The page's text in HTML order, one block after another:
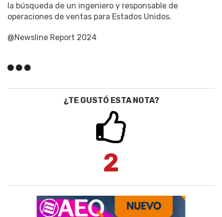
la búsqueda de un ingeniero y responsable de
operaciones de ventas para Estados Unidos.
@Newsline Report 2024
¿TE GUSTÓ ESTA NOTA?
2